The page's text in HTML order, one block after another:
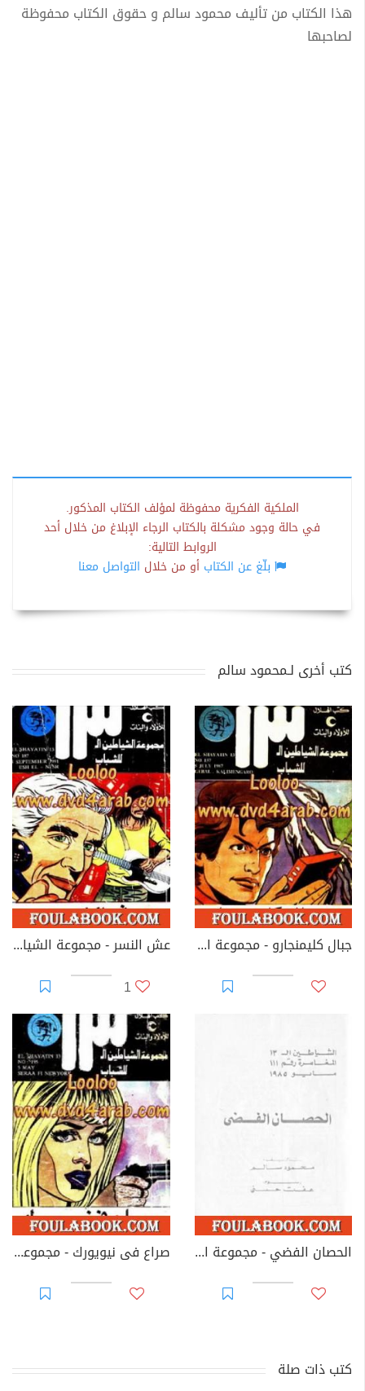
هذا الكتاب من تأليف محمود سالم و حقوق الكتاب محفوظة
لصاحبها
الملكية الفكرية محفوظة لمؤلف الكتاب المذكور.
في حالة وجود مشكلة بالكتاب الرجاء الإبلاغ من خلال أحد
الروابط التالية:
بلّغ عن الكتاب أو من خلال التواصل معنا
كتب أخرى لـمحمود سالم
جبال كليمنجارو - مجموعة الشياطين ال 13
عش النسر - مجموعة الشياطين ال 13
1
الحصان الفضي - مجموعة الشياطين ال 13 صراع فى نيويورك - مجموعة الشياطين ال 13
كتب ذات صلة